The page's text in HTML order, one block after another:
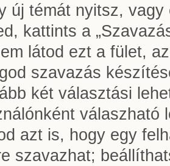
új témát nyitsz,
kattints a
látod ezt a fület,
szavazás
két választási
válaszható
azt is, hogy egy
szavazhat;